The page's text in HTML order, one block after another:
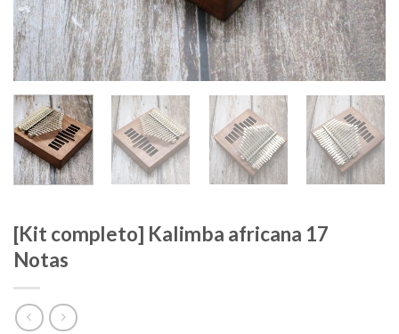
[Kit completo] Kalimba africana 17
Notas